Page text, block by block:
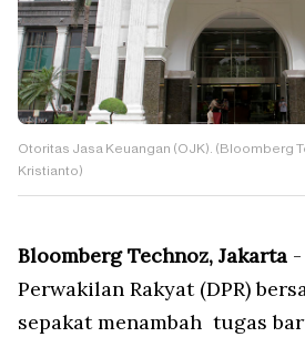
Otoritas Jasa Keuangan (OJK). (Bloomberg
Kristianto)
Bloomberg Technoz, Jakarta
Perwakilan Rakyat (DPR)
sepakat menambah tugas